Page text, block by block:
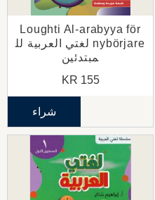
Loughti Al-arabyya för
nybörjare لغتي العربية لل
مبتدئين
155
شراء